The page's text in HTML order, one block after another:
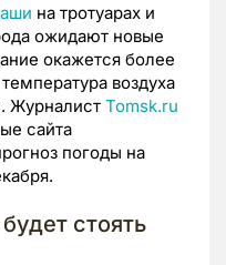
на тротуарах и
ожидают новые
окажется более
воздуха
Журналист Tomsk.ru
сайта
погоды на
стоять